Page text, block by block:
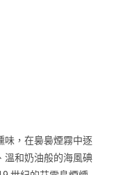
味，在裊裊煙霧中逐
溫和奶油般的海風碘